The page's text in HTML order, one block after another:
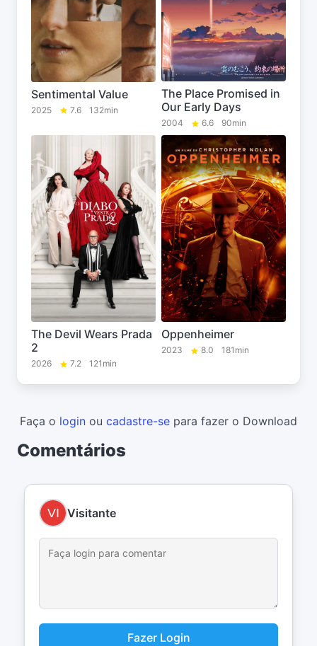
Sentimental Value
2025 7.6 132min
The Place Promised in
Our Early Days
2004 6.6 90min
The Devil Wears Prada
2
2026 7.2 121min
Oppenheimer
2023 8.0 181min
Faça o login ou cadastre-se para fazer o Download
Comentários
Visitante
Fazer Login